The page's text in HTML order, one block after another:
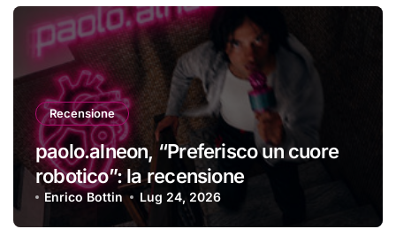
Recensione
paolo.alneon, “Preferisco un cuore
robotico”: la recensione
Enrico Bottin Lug 24, 2026